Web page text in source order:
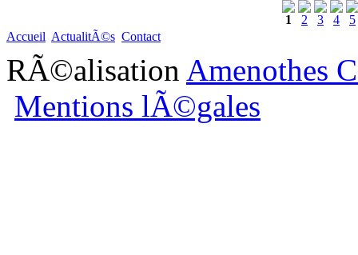
1 2 3 4
5
Accueil ActualitÃ©s Contact
RÃ©alisation Amenothes
Mentions lÃ©gales